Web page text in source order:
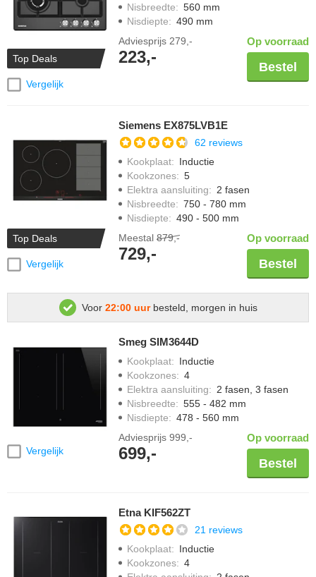
Top Deals
Vergelijk
Nisbreedte: 560 mm
Nisdiepte: 490 mm
Adviesprijs 279,-
223,-
Op voorraad
Bestel
Top Deals
Vergelijk
Siemens EX875LVB1E
62 reviews
Kookplaat: Inductie
Kookzones: 5
Elektra aansluiting: 2 fasen
Nisbreedte: 750 - 780 mm
Nisdiepte: 490 - 500 mm
Meestal 879,-
729,-
Op voorraad
Bestel
Voor 22:00 uurbesteld, morgen in huis
Vergelijk
Smeg SIM3644D
Kookplaat: Inductie
Kookzones: 4
Elektra aansluiting: 2 fasen, 3 fasen
Nisbreedte: 555 - 482 mm
Nisdiepte: 478 - 560 mm
Adviesprijs 999,-
699,-
Op voorraad
Bestel
Etna KIF562ZT
21 reviews
Kookplaat: Inductie
Kookzones: 4